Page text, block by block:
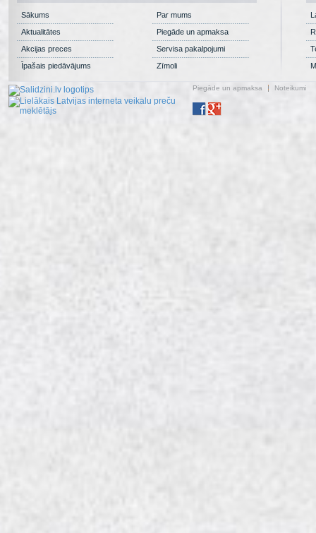
Sākums
Aktualitātes
Akcijas preces
Īpašais piedāvājums
Par mums
Piegāde un apmaksa
Servisa pakalpojumi
Zīmoli
Piegāde un apmaksa Noteikumi